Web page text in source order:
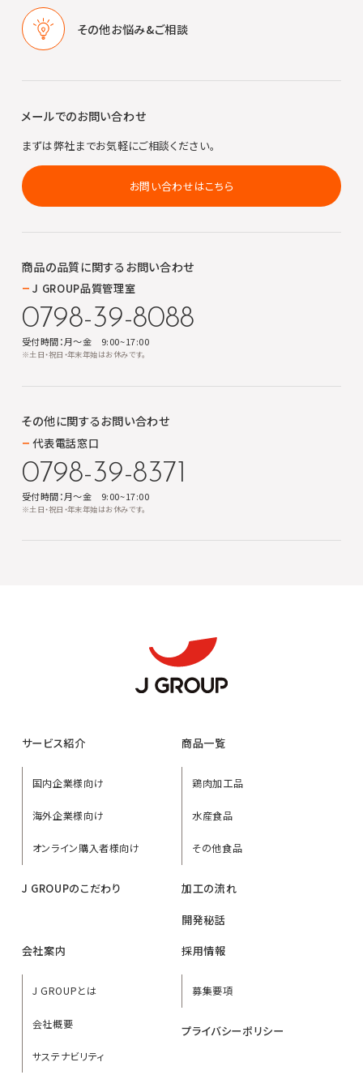
その他お悩み&ご相談
メールでのお問い合わせ
まずは弊社までお気軽にご相談ください。
お問い合わせはこちら
商品の品質に関するお問い合わせ
J GROUP品質管理室
0798-39-8088
受付時間：月～金 9:00~17:00
※土日・祝日・年末年始はお休みです。
その他に関するお問い合わせ
代表電話窓口
0798-39-8371
受付時間：月～金 9:00~17:00
※土日・祝日・年末年始はお休みです。
サービス紹介
国内企業様向け
海外企業様向け
オンライン購入者様向け
J GROUPのこだわり
商品一覧
鶏肉加工品
水産食品
その他食品
加工の流れ
開発秘話
会社案内
J GROUPとは
会社概要
サステナビリティ
採用情報
募集要項
プライバシーポリシー